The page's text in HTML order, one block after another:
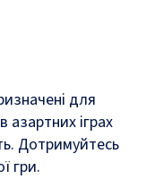
для
азартних іграх
Дотримуйтесь
гри.